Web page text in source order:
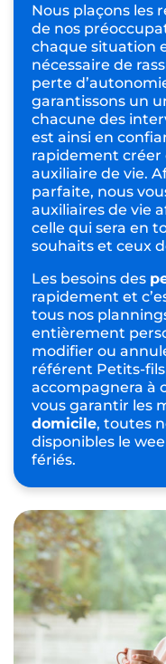
Nous plaçons les
de nos
chaque situation
nécessaire de
perte
garantissons un
chacune des
est ainsi en
rapidement créer
auxiliaire de vie.
parfaite, nous
auxiliaires de vie
celle qui sera en
souhaits et ceux
Les besoins des
rapidement et
tous nos
entièrement
modifier ou
référent Petits-
accompagnera à
vous garantir les
domicile, toutes
disponibles le
fériés.